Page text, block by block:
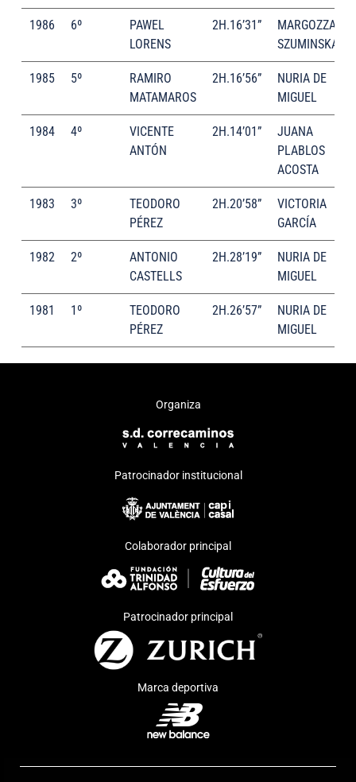
1986 6º
PAWEL
LORENS
2H.16’31”
MARGOZZATA
SZUMINSKA
1985 5º
RAMIRO
MATAMAROS
2H.16’56”
NURIA DE
MIGUEL
1984 4º
VICENTE
ANTÓN
2H.14’01”
JUANA
PLABLOS
ACOSTA
1983 3º
TEODORO
PÉREZ
2H.20’58”
VICTORIA
GARCÍA
1982 2º
ANTONIO
CASTELLS
2H.28’19”
NURIA DE
MIGUEL
1981 1º
TEODORO
PÉREZ
2H.26’57”
NURIA DE
MIGUEL
Organiza
Patrocinador institucional
Colaborador principal
Patrocinador principal
Marca deportiva